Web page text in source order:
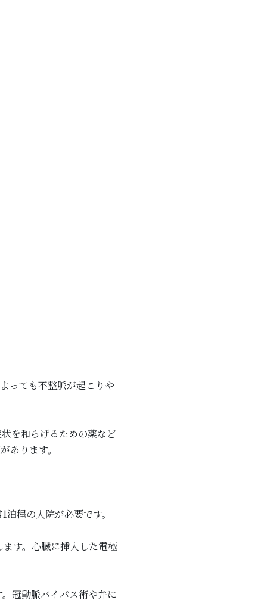
っても不整脈が起こりや
を和らげるための薬など
あります。
程の入院が必要です。
す。心臓に挿入した電極
冠動脈バイパス術や弁に